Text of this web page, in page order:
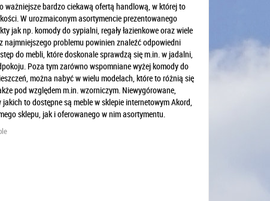
ważniejsze bardzo ciekawą ofertą handlową, w której to
W urozmaiconym asortymencie prezentowanego
jak np. komody do sypialni, regały łazienkowe oraz wiele
najmniejszego problemu powinien znaleźć odpowiedni
do mebli, które doskonale sprawdzą się m.in. w jadalni,
Poza tym zarówno wspomniane wyżej komody do
można nabyć w wielu modelach, które to różnią się
pod względem m.in. wzorniczym. Niewygórowane,
to dostępne są meble w sklepie internetowym Akord,
sklepu, jak i oferowanego w nim asortymentu.